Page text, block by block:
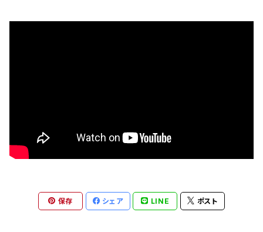
保存 シェア LINE ポスト